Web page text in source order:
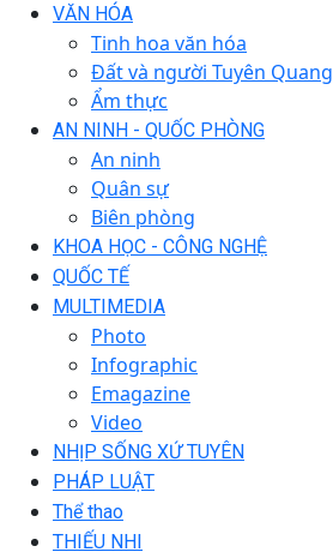
VĂN HÓA
Tinh hoa văn hóa
Đất và người Tuyên Quang
Ẩm thực
AN NINH - QUỐC PHÒNG
An ninh
Quân sự
Biên phòng
KHOA HỌC - CÔNG NGHỆ
QUỐC TẾ
MULTIMEDIA
Photo
Infographic
Emagazine
Video
NHỊP SỐNG XỨ TUYÊN
PHÁP LUẬT
Thể thao
THIẾU NHI